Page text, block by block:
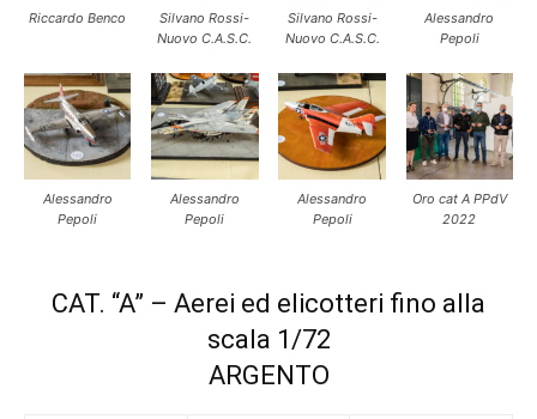
Riccardo Benco
Silvano Rossi-
Nuovo C.A.S.C.
Silvano Rossi-
Nuovo C.A.S.C.
Alessandro
Pepoli
Alessandro
Pepoli
Alessandro
Pepoli
Alessandro
Pepoli
Oro cat A PPdV
2022
CAT. “A” – Aerei ed elicotteri fino alla
scala 1/72
ARGENTO